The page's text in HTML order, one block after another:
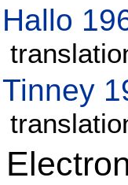
Hallo
Tinney